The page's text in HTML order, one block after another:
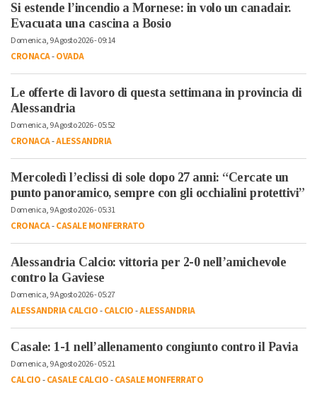
Si estende l’incendio a Mornese: in volo un canadair.
Evacuata una cascina a Bosio
Domenica, 9 Agosto 2026 - 09:14
CRONACA-OVADA
Le offerte di lavoro di questa settimana in provincia di
Alessandria
Domenica, 9 Agosto 2026 - 05:52
CRONACA-ALESSANDRIA
Mercoledì l’eclissi di sole dopo 27 anni: “Cercate un
punto panoramico, sempre con gli occhialini protettivi”
Domenica, 9 Agosto 2026 - 05:31
CRONACA-CASALE MONFERRATO
Alessandria Calcio: vittoria per 2-0 nell’amichevole
contro la Gaviese
Domenica, 9 Agosto 2026 - 05:27
ALESSANDRIA CALCIO-CALCIO-ALESSANDRIA
Casale: 1-1 nell’allenamento congiunto contro il Pavia
Domenica, 9 Agosto 2026 - 05:21
CALCIO-CASALE CALCIO-CASALE MONFERRATO